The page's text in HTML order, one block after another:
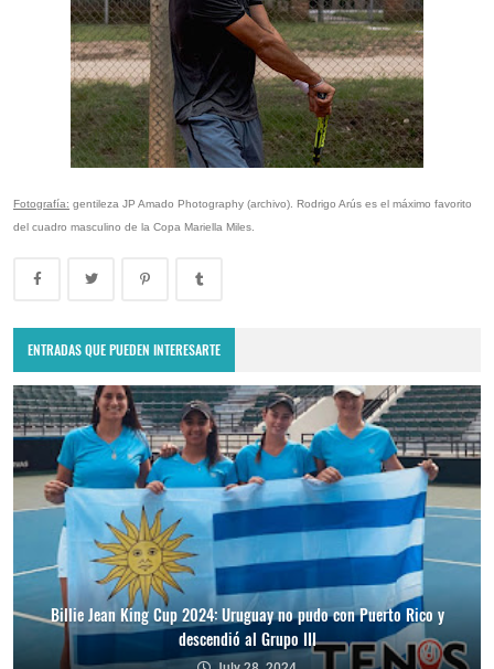
Fotografía: gentileza JP Amado Photography (archivo). Rodrigo Arús es el máximo favorito
del cuadro masculino de la Copa Mariella Miles.
ENTRADAS QUE PUEDEN INTERESARTE
Billie Jean King Cup 2024: Uruguay no pudo con Puerto Rico y
descendió al Grupo III